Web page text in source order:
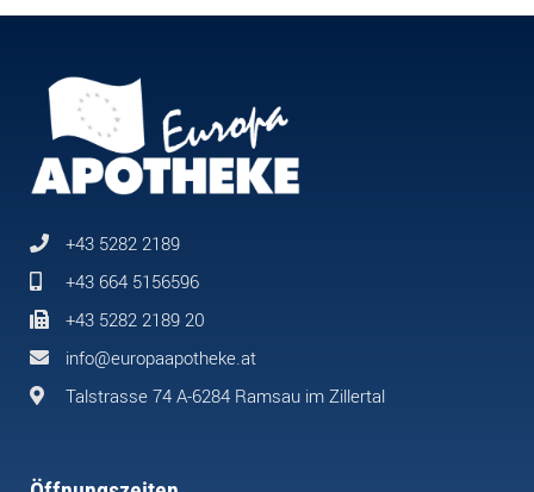
+43 5282 2189
+43 664 5156596
+43 5282 2189 20
info@europaapotheke.at
Talstrasse 74 A-6284 Ramsau im Zillertal